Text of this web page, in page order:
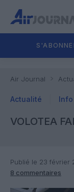
Air Journal
Actualité
VOLOTEA
Publié le 23 février
8 commentaires